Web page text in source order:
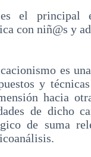
el principal
con niñ@s y
es
y
hacia
de dicho
de suma